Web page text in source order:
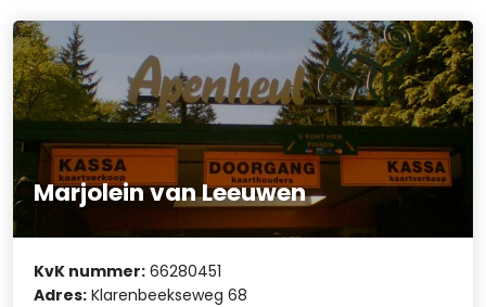
Marjolein van Leeuwen
KvK nummer: 66280451
Adres: Klarenbeekseweg 68